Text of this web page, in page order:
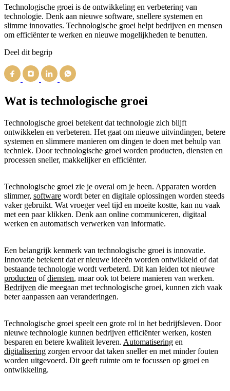
Technologische groei is de ontwikkeling en verbetering van
technologie. Denk aan nieuwe software, snellere systemen en
slimme innovaties. Technologische groei helpt bedrijven en mensen
om efficiënter te werken en nieuwe mogelijkheden te benutten.
Deel dit begrip
Wat is technologische groei
Technologische groei betekent dat technologie zich blijft
ontwikkelen en verbeteren. Het gaat om nieuwe uitvindingen, betere
systemen en slimmere manieren om dingen te doen met behulp van
techniek. Door technologische groei worden producten, diensten en
processen sneller, makkelijker en efficiënter.
Technologische groei zie je overal om je heen. Apparaten worden
slimmer, software wordt beter en digitale oplossingen worden steeds
vaker gebruikt. Wat vroeger veel tijd en moeite kostte, kan nu vaak
met een paar klikken. Denk aan online communiceren, digitaal
werken en automatisch verwerken van informatie.
Een belangrijk kenmerk van technologische groei is innovatie.
Innovatie betekent dat er nieuwe ideeën worden ontwikkeld of dat
bestaande technologie wordt verbeterd. Dit kan leiden tot nieuwe
producten ofdiensten, maar ook tot betere manieren van werken.
Bedrijven die meegaan met technologische groei, kunnen zich vaak
beter aanpassen aan veranderingen.
Technologische groei speelt een grote rol in het bedrijfsleven. Door
nieuwe technologie kunnen bedrijven efficiënter werken, kosten
besparen en betere kwaliteit leveren. Automatisering en
digitalisering zorgen ervoor dat taken sneller en met minder fouten
worden uitgevoerd. Dit geeft ruimte om te focussen op groei en
ontwikkeling.